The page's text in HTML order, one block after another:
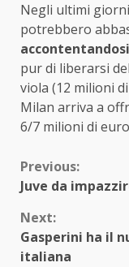
Negli ultimi
potrebbero
pur di liberarsi
viola (12 milioni
Milan arriva a
6/7 milioni di euro
Continue
Reading
Previous:
Juve da
Next:
Gasperini ha il
italiana